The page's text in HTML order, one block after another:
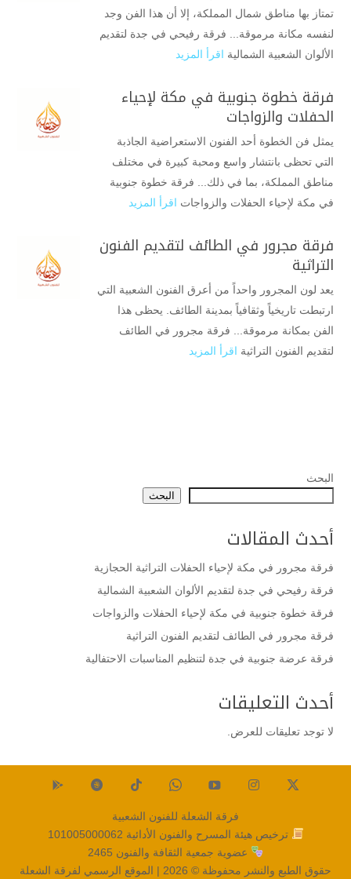
تمتاز بها مناطق شمال المملكة، إلا أن هذا الفن وجد
لنفسه مكانة مرموقة... فرقة رفيحي في جدة لتقديم
الألوان الشعبية الشمالية اقرأ المزيد
فرقة خطوة جنوبية في مكة لإحياء
الحفلات والزواجات
يمثل فن الخطوة أحد الفنون الاستعراضية الجاذبة
التي تحظى بانتشار واسع ومحبة كبيرة في مختلف
مناطق المملكة، بما في ذلك... فرقة خطوة جنوبية
في مكة لإحياء الحفلات والزواجات اقرأ المزيد
فرقة مجرور في الطائف لتقديم الفنون
التراثية
يعد لون المجرور واحداً من أعرق الفنون الشعبية التي
ارتبطت تاريخياً وثقافياً بمدينة الطائف. يحظى هذا
الفن بمكانة مرموقة... فرقة مجرور في الطائف
لتقديم الفنون التراثية اقرأ المزيد
البحث
البحث
أحدث المقالات
فرقة مجرور في مكة لإحياء الحفلات التراثية الحجازية
فرقة رفيحي في جدة لتقديم الألوان الشعبية الشمالية
فرقة خطوة جنوبية في مكة لإحياء الحفلات والزواجات
فرقة مجرور في الطائف لتقديم الفنون التراثية
فرقة عرضة جنوبية في جدة لتنظيم المناسبات الاحتفالية
أحدث التعليقات
لا توجد تعليقات للعرض.
فرقة الشعلة للفنون الشعبية
ترخيص هيئة المسرح والفنون الأدائية 101005000062
عضوية جمعية الثقافة والفنون 2465
حقوق الطبع والنشر محفوظة © 2026 |
الموقع الرسمي لفرقة الشعلة